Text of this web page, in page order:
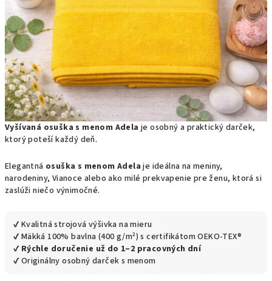
Vyšívaná osuška s menom Adela je osobný a praktický darček,
ktorý poteší každý deň.
Elegantná osuška s menom Adela je ideálna na meniny,
narodeniny, Vianoce alebo ako milé prekvapenie pre ženu, ktorá si
zaslúži niečo výnimočné.
✔ Kvalitná strojová výšivka na mieru
✔ Mäkká 100% bavlna (400 g/m²) s certifikátom OEKO-TEX®
✔ Rýchle doručenie už do 1–2 pracovných dní
✔ Originálny osobný darček s menom